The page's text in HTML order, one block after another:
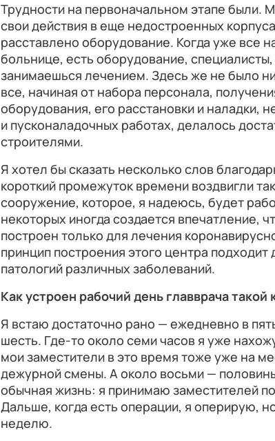
Трудности на первоначальном этапе были.
свои действия в еще недостроенных
расставлено оборудование. Когда уже все
больнице, есть оборудование,
занимаешься лечением. Здесь же не было
все, начиная от набора персонала,
оборудования, его расстановки и наладки,
и пусконаладочных работах, делалось
строителями.
Я хотел бы сказать несколько слов
короткий промежуток времени воздвигли
сооружение, которое, я надеюсь, будет
некоторых иногда создается впечатление,
построен только для лечения
принцип построения этого центра
патологий различных заболеваний.
Как устроен рабочий день главврача такой
Я встаю достаточно рано — ежедневно в
шесть. Где-то около семи часов я уже
мои заместители в это время тоже уже на
дежурной смены. А около восьми —
обычная жизнь: я принимаю заместителей
Дальше, когда есть операции, я оперирую,
неделю.